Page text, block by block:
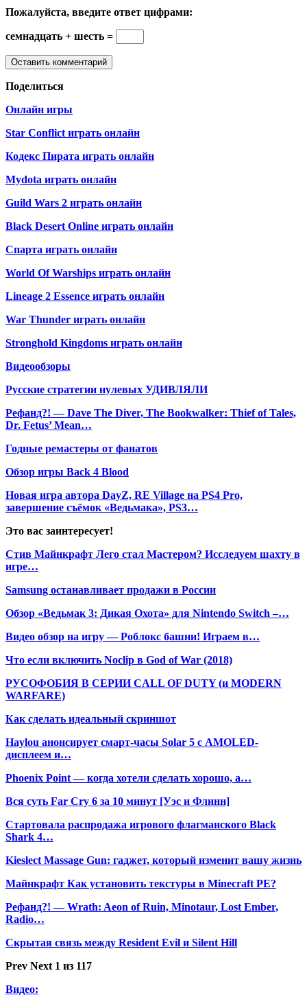
Пожалуйста, введите ответ цифрами:
семнадцать + шесть =
Поделиться
Онлайн игры
Star Conflict играть онлайн
Кодекс Пирата играть онлайн
Mydota играть онлайн
Guild Wars 2 играть онлайн
Black Desert Online играть онлайн
Спарта играть онлайн
World Of Warships играть онлайн
Lineage 2 Essence играть онлайн
War Thunder играть онлайн
Stronghold Kingdoms играть онлайн
Видеообзоры
Русские стратегии нулевых УДИВЛЯЛИ
Рефанд?! — Dave The Diver, The Bookwalker: Thief of Tales,
Dr. Fetus’ Mean…
Годные ремастеры от фанатов
Обзор игры Back 4 Blood
Новая игра автора DayZ, RE Village на PS4 Pro,
завершение съёмок «Ведьмака», PS3…
Это вас заинтересует!
Стив Майнкрафт Лего стал Мастером? Исследуем шахту в
игре…
Samsung останавливает продажи в России
Обзор «Ведьмак 3: Дикая Охота» для Nintendo Switch –…
Видео обзор на игру — Роблокс башни! Играем в…
Что если включить Noclip в God of War (2018)
РУСОФОБИЯ В СЕРИИ CALL OF DUTY (и MODERN
WARFARE)
Как сделать идеальный скриншот
Haylou анонсирует смарт-часы Solar 5 с AMOLED-
дисплеем и…
Phoenix Point — когда хотели сделать хорошо, а…
Вся суть Far Cry 6 за 10 минут [Уэс и Флинн]
Стартовала распродажа игрового флагманского Black
Shark 4…
Kieslect Massage Gun: гаджет, который изменит вашу жизнь
Майнкрафт Как установить текстуры в Minecraft PE?
Рефанд?! — Wrath: Aeon of Ruin, Minotaur, Lost Ember,
Radio…
Скрытая связь между Resident Evil и Silent Hill
Prev Next 1 из 117
Видео: